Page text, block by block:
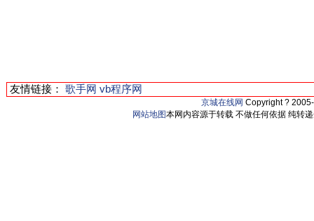
友情链接： 歌手网 vb程序网
京城在线网 Copyright ?
网站地图本网内容源于转载 不做任何依据 纯转